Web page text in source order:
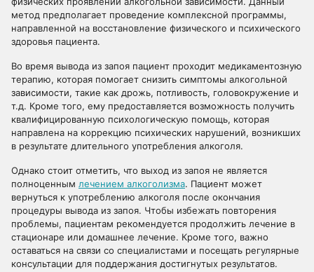
метод предполагает проведение комплексной программы,
направленной на восстановление физического и психического
здоровья пациента.
Во время вывода из запоя пациент проходит медикаментозную
терапию, которая помогает снизить симптомы алкогольной
зависимости, такие как дрожь, потливость, головокружение и
т.д. Кроме того, ему предоставляется возможность получить
квалифицированную психологическую помощь, которая
направлена на коррекцию психических нарушений, возникших
в результате длительного употребления алкоголя.
Однако стоит отметить, что выход из запоя не является
полноценным лечением алкоголизма. Пациент может
вернуться к употреблению алкоголя после окончания
процедуры вывода из запоя. Чтобы избежать повторения
проблемы, пациентам рекомендуется продолжить лечение в
стационаре или домашнее лечение. Кроме того, важно
оставаться на связи со специалистами и посещать регулярные
консультации для поддержания достигнутых результатов.